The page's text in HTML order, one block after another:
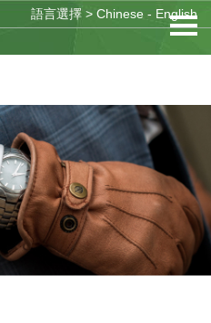
語言選擇 > Chinese - English